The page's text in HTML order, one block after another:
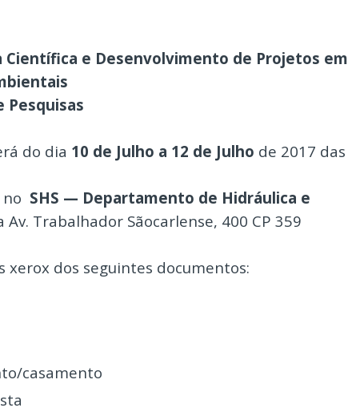
Científica e Desenvolvimento de Projetos em
Pesquisas
do dia 10 de Julho a 12 de Julho de 2017 das
SHS — Departamento de Hidráulica e
Av. Trabalhador Sãocarlense, 400 CP 359
xerox dos seguintes documentos:
casamento